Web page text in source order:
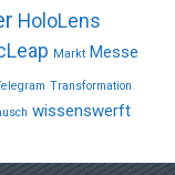
HoloLens
Markt Messe
Transformation
wissenswerft